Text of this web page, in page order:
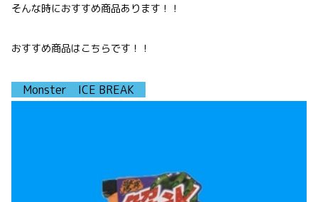
そんな時におすすめ商品あります！！
おすすめ商品はこちらです！！
Monster ICE BREAK